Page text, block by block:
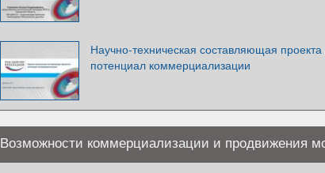
Научно-техническая составляющая проекта
потенциал коммерциализации
Возможности коммерциализации и продвижения